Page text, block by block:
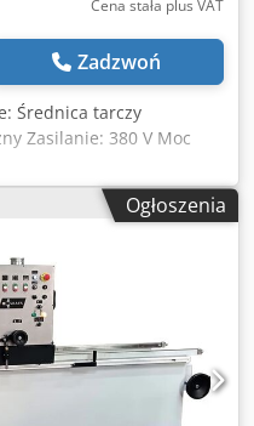
Cena stała plus VAT
Zadzwoń
Średnica tarczy
Zasilanie: 380 V Moc
Dsdpfx Asymykbod
2000 mm Wysokość:
Ogłoszenia